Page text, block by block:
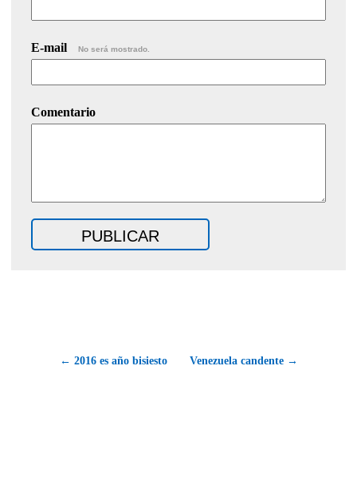
E-mail No será mostrado.
Comentario
← 2016 es año bisiesto Venezuela candente →